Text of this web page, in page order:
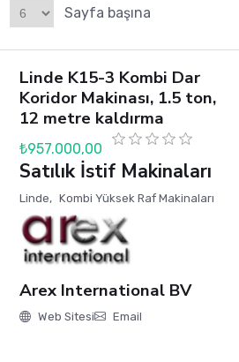
Sayfa başına
Linde K15-3 Kombi Dar
Koridor Makinası, 1.5 ton,
12 metre kaldırma
₺957.000,00
Satılık İstif Makinaları
Linde, Kombi Yüksek Raf Makinaları
Arex International BV
Web Sitesi Email